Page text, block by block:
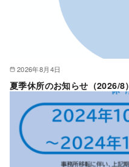
2026年8月4日
夏季休所のお知らせ（2026/8）